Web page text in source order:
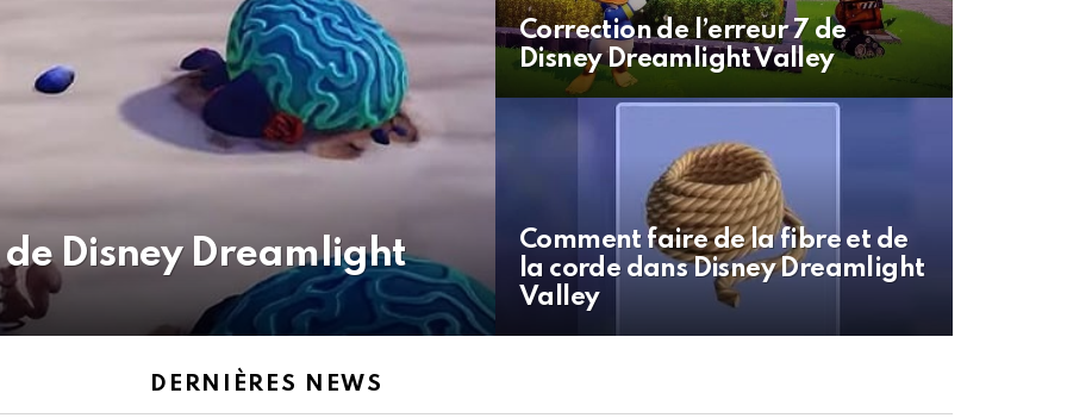
Disney Dreamlight
Correction de l’erreur 7 de
Disney Dreamlight Valley
Comment faire de la fibre et de
la corde dans Disney Dreamlight
Valley
DERNIÈRES NEWS